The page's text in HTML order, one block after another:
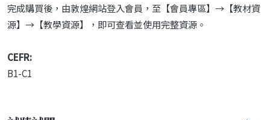
完成購買後，由敦煌網站登入會員，至【會員專區】→【教材資
源】→【教學資源】，即可查看並使用完整資源。
CEFR:
B1-C1